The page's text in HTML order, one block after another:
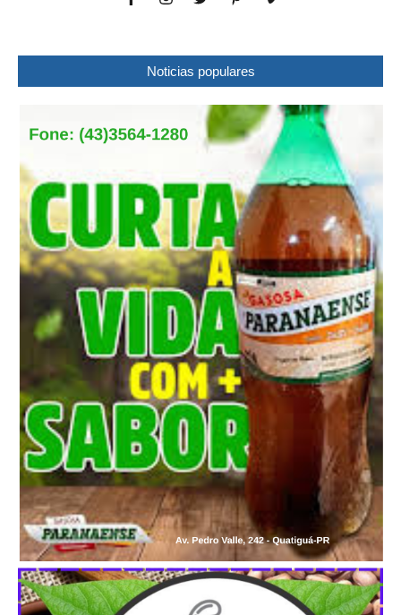
Noticias populares